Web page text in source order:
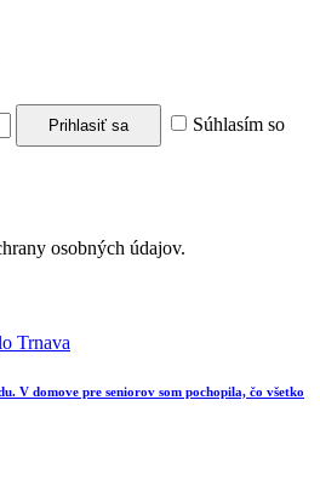
Súhlasím so
osobných údajov.
V domove pre seniorov som pochopila, čo všetko